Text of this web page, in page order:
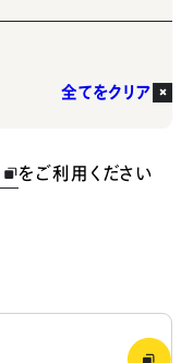
全てをクリア
をご利用ください